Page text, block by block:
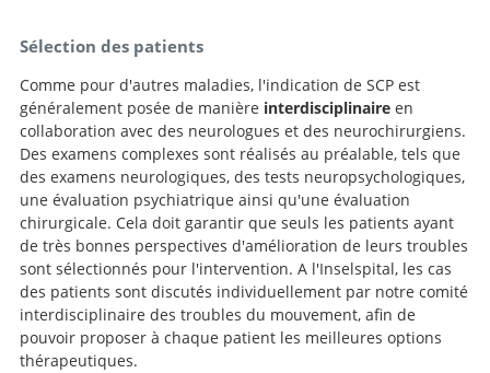
Sélection des patients
Comme pour d'autres maladies, l'indication de SCP est
généralement posée de manière interdisciplinaireen
collaboration avec des neurologues et des neurochirurgiens.
Des examens complexes sont réalisés au préalable, tels que
des examens neurologiques, des tests neuropsychologiques,
une évaluation psychiatrique ainsi qu'une évaluation
chirurgicale. Cela doit garantir que seuls les patients ayant
de très bonnes perspectives d'amélioration de leurs troubles
sont sélectionnés pour l'intervention. A l'Inselspital, les cas
des patients sont discutés individuellement par notre comité
interdisciplinaire des troubles du mouvement, afin de
pouvoir proposer à chaque patient les meilleures options
thérapeutiques.